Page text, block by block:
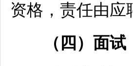
资格，责任由应
（四）面试